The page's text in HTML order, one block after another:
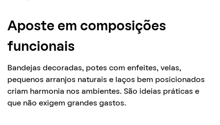
Aposte em composições
funcionais
Bandejas decoradas, potes com enfeites, velas,
pequenos arranjos naturais e laços bem posicionados
criam harmonia nos ambientes. São ideias práticas e
que não exigem grandes gastos.